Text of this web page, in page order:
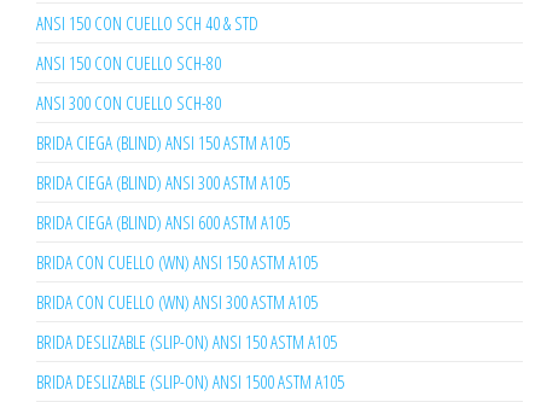
ANSI 150 CON CUELLO SCH 40 & STD
ANSI 150 CON CUELLO SCH-80
ANSI 300 CON CUELLO SCH-80
BRIDA CIEGA (BLIND) ANSI 150 ASTM A105
BRIDA CIEGA (BLIND) ANSI 300 ASTM A105
BRIDA CIEGA (BLIND) ANSI 600 ASTM A105
BRIDA CON CUELLO (WN) ANSI 150 ASTM A105
BRIDA CON CUELLO (WN) ANSI 300 ASTM A105
BRIDA DESLIZABLE (SLIP-ON) ANSI 150 ASTM A105
BRIDA DESLIZABLE (SLIP-ON) ANSI 1500 ASTM A105